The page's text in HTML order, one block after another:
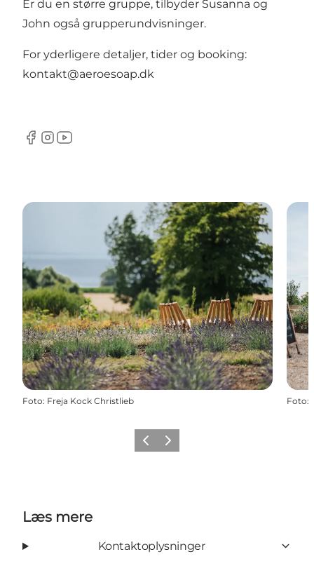
Er du en større gruppe, tilbyder Susanna og
John også grupperundvisninger.
For yderligere detaljer, tider og booking:
kontakt@aeroesoap.dk
Facebook
Instagram
YouTube
Foto: Freja Kock Christlieb Foto:
ForrigeNæste
Læs mere
Kontaktoplysninger